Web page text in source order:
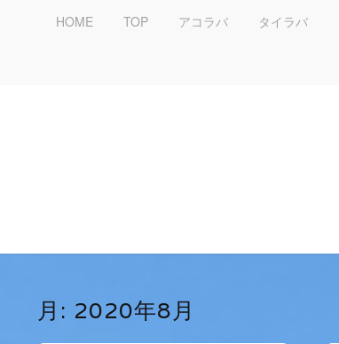
HOME TOP アコラバ タイラバ
月: 2020年8月